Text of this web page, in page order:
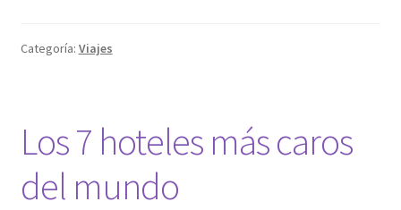
caras
Categoría: Viajes
Los 7 hoteles más caros
del mundo